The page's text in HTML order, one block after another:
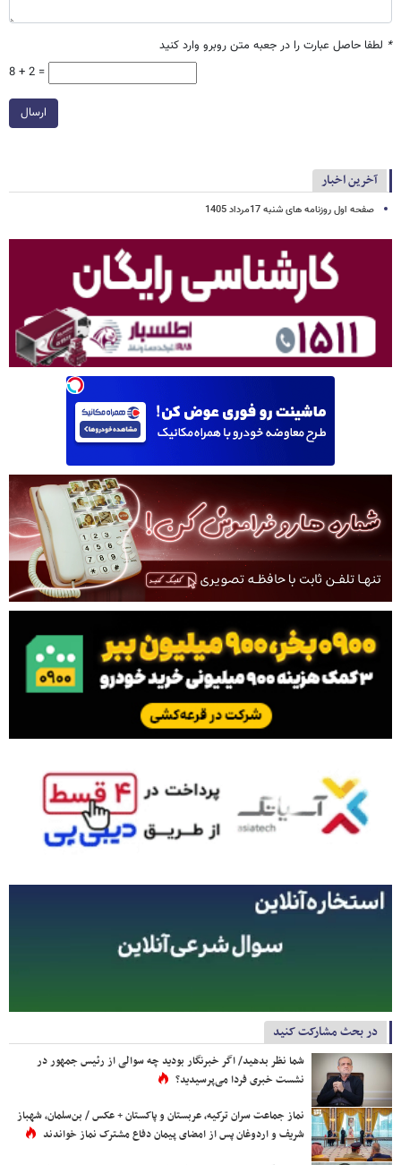
* لطفا حاصل عبارت را در جعبه متن روبرو وارد کنید
8 + 2 =
ارسال
آخرین اخبار
صفحه اول روزنامه های شنبه 17مرداد 1405
در بحث مشارکت کنید
شما نظر بدهید/ اگر خبرنگار بودید چه سوالی از رئیس جمهور در
نشست خبری فردا می‌پرسیدید؟
نماز جماعت سران ترکیه، عربستان و پاکستان + عکس / بن‌سلمان، شهباز
شریف و اردوغان پس از امضای پیمان دفاع مشترک نماز خواندند